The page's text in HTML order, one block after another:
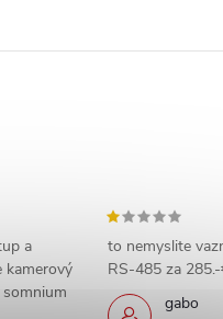
a
kamerový
gabo
to nemyslite
RS-485 za 285.-€